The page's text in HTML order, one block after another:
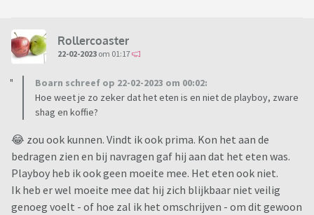
Rollercoaster
22-02-2023 om 01:17
Boarn schreef op 22-02-2023 om 00:02:
Hoe weet je zo zeker dat het eten is en niet de playboy, zware
shag en koffie?
😂 zou ook kunnen. Vindt ik ook prima. Kon het aan de
bedragen zien en bij navragen gaf hij aan dat het eten was.
Playboy heb ik ook geen moeite mee. Het eten ook niet.
Ik heb er wel moeite mee dat hij zich blijkbaar niet veilig
genoeg voelt - of hoe zal ik het omschrijven - om dit gewoon